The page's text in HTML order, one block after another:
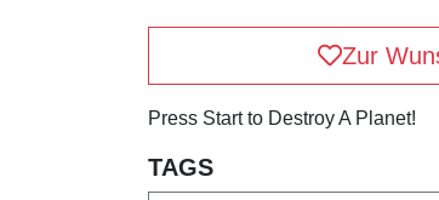
Zur
Press Start to Destroy A Planet!
TAGS